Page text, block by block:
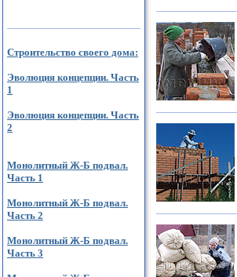
Строительство своего дома:
Эволюция концепции. Часть
1
Эволюция концепции. Часть
2
Монолитный Ж-Б подвал.
Часть 1
Монолитный Ж-Б подвал.
Часть 2
Монолитный Ж-Б подвал.
Часть 3